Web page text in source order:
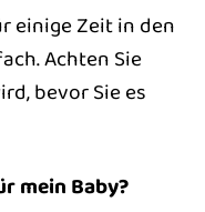
einige Zeit in den
Achten Sie
bevor Sie es
mein Baby?